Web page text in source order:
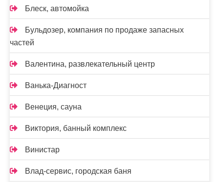
Блеск, автомойка
Бульдозер, компания по продаже запасных
частей
Валентина, развлекательный центр
Ванька-Диагност
Венеция, сауна
Виктория, банный комплекс
Винистар
Влад-сервис, городская баня